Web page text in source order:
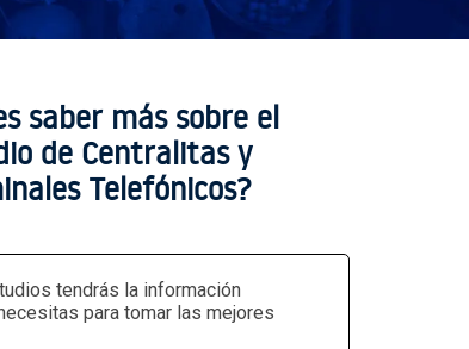
saber más sobre el
de Centralitas y
Telefónicos?
tendrás la información
para tomar las mejores